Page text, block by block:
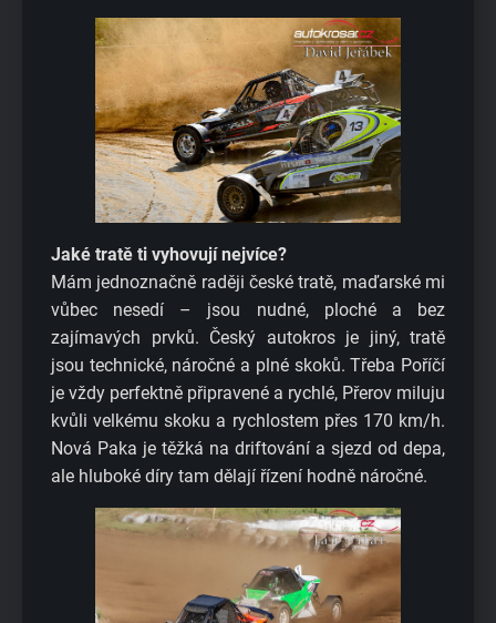
Jaké tratě ti vyhovují nejvíce?
Mám jednoznačně raději české tratě, maďarské mi
vůbec nesedí – jsou nudné, ploché a bez
zajímavých prvků. Český autokros je jiný, tratě
jsou technické, náročné a plné skoků. Třeba Poříčí
je vždy perfektně připravené a rychlé, Přerov miluju
kvůli velkému skoku a rychlostem přes 170 km/h.
Nová Paka je těžká na driftování a sjezd od depa,
ale hluboké díry tam dělají řízení hodně náročné.